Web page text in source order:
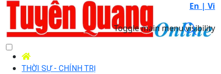
En | Vi
Toggle main menu visibility
THỜI SỰ - CHÍNH TRỊ